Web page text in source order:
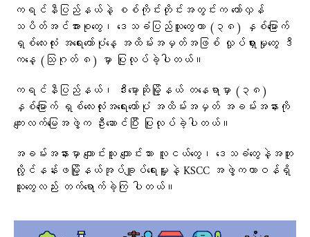
ကရင်နီပြည်နယ်နဲ့ စစ်ကိုင်းတိုင်းအတွင်းက တော်လှန်
သပိတ်အင်အားစုတွေ၊ ဒေသခံပြည်သူတွေဟာ (၃၈) နှစ်မြောက်
ရှစ်လေးလုံး အရေးတော်ပုံနေ့ အထိမ်းအမှတ်အဖြစ် လှုပ်ရှားမှုတွေ ဒီ
ကနေ့ (သြဂုတ် ၈) မှာ ပြုလုပ်ခဲ့ပါတယ်။
ကရင်နီပြည်နယ်၊ ဒီးမော့ဆိုမြို့နယ် တနေရာမှာ (၃၈)
နှစ်မြောက် ရှစ်လေးလုံးအရေးတော်ပုံ အထိမ်းအမှတ် အခမ်းအနားကို
ကျေးလက်မြေအဖွဲ့က ဦးဆောင်ပြီး ပြုလုပ်ခဲ့ပါတယ်။
အခမ်းအနားမှာ ကျောင်းသူ ကျောင်းသား လူငယ်တွေ၊ ဒေသခံတွေနဲ့အတူ
လွိုင်နန်းဖမြို့နယ်အုပ်ချူပ်ရေးမှူးနဲ့ KSCC အဖွဲ့ကတာဝန်ရှိ
သူတွေလည်း တက်ရောက်ခဲ့ကြ ပါတယ်။